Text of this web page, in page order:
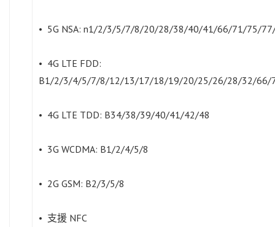
• 5G NSA: n1/2/3/5/7/8/20/28/38/40/41/66/71/75/
• 4G LTE FDD:
B1/2/3/4/5/7/8/12/13/17/18/19/20/25/26/28/32/66/
• 4G LTE TDD: B34/38/39/40/41/42/48
• 3G WCDMA: B1/2/4/5/8
• 2G GSM: B2/3/5/8
• 支援 NFC